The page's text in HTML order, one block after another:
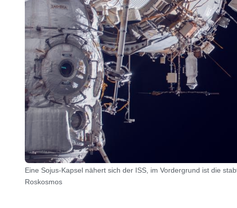
Eine Sojus-Kapsel nähert sich der ISS, im Vordergrund ist die
Roskosmos